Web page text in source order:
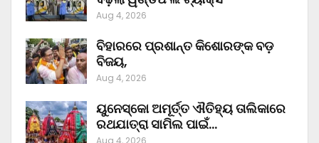
Aug 4, 2026
ବିହାରରେ ପ୍ରଶାନ୍ତ କିଶୋରଙ୍କ ବଡ଼
ବିଜୟ,
Aug 4, 2026
ୟୁନେସ୍କୋ ଅମୂର୍ତ୍ତ ଐତିହ୍ୟ ତାଲିକାରେ
ରଥଯାତ୍ରା ସାମିଲ ପାଇଁ…